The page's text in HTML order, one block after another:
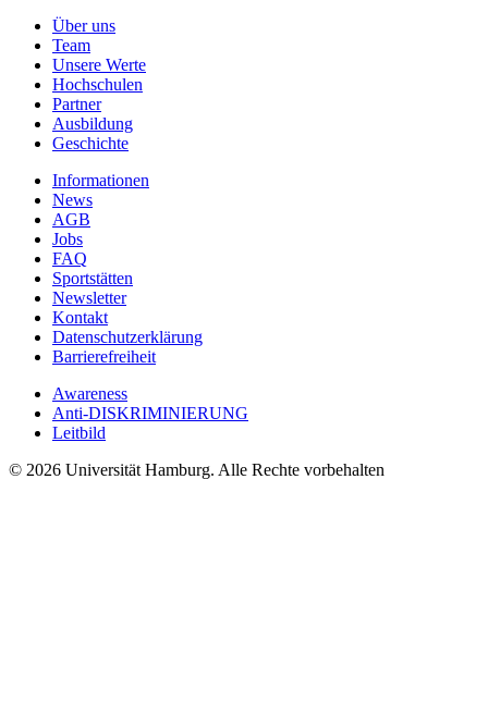
Über uns
Team
Unsere Werte
Hochschulen
Partner
Ausbildung
Geschichte
Informationen
News
AGB
Jobs
FAQ
Sportstätten
Newsletter
Kontakt
Datenschutzerklärung
Barrierefreiheit
Awareness
Anti-DISKRIMINIERUNG
Leitbild
© 2026 Universität Hamburg. Alle Rechte vorbehalten